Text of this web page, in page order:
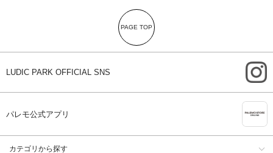
PAGE TOP
LUDIC PARK OFFICIAL SNS
パレモ公式アプリ
カテゴリから探す